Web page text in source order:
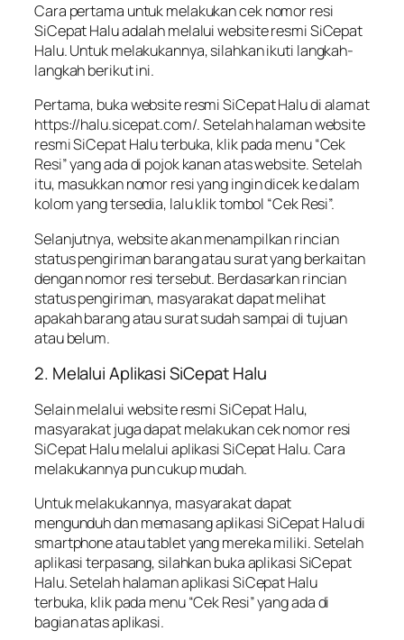
Cara pertama untuk melakukan cek nomor resi
SiCepat Halu adalah melalui website resmi SiCepat
Halu. Untuk melakukannya, silahkan ikuti langkah-
langkah berikut ini.
Pertama, buka website resmi SiCepat Halu di alamat
https://halu.sicepat.com/. Setelah halaman website
resmi SiCepat Halu terbuka, klik pada menu “Cek
Resi” yang ada di pojok kanan atas website. Setelah
itu, masukkan nomor resi yang ingin dicek ke dalam
kolom yang tersedia, lalu klik tombol “Cek Resi”.
Selanjutnya, website akan menampilkan rincian
status pengiriman barang atau surat yang berkaitan
dengan nomor resi tersebut. Berdasarkan rincian
status pengiriman, masyarakat dapat melihat
apakah barang atau surat sudah sampai di tujuan
atau belum.
2. Melalui Aplikasi SiCepat Halu
Selain melalui website resmi SiCepat Halu,
masyarakat juga dapat melakukan cek nomor resi
SiCepat Halu melalui aplikasi SiCepat Halu. Cara
melakukannya pun cukup mudah.
Untuk melakukannya, masyarakat dapat
mengunduh dan memasang aplikasi SiCepat Halu di
smartphone atau tablet yang mereka miliki. Setelah
aplikasi terpasang, silahkan buka aplikasi SiCepat
Halu. Setelah halaman aplikasi SiCepat Halu
terbuka, klik pada menu “Cek Resi” yang ada di
bagian atas aplikasi.